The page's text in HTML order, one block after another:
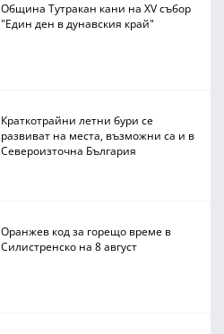
Община Тутракан кани на XV събор
"Един ден в дунавския край"
Краткотрайни летни бури се
развиват на места, възможни са и в
Североизточна България
Оранжев код за горещо време в
Силистренско на 8 август